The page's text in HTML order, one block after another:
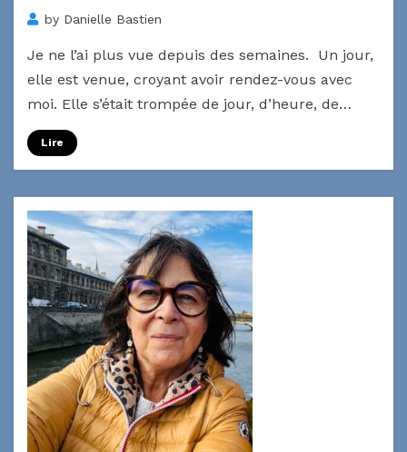
by Danielle Bastien
Je ne l’ai plus vue depuis des semaines. Un jour,
elle est venue, croyant avoir rendez-vous avec
moi. Elle s’était trompée de jour, d’heure, de…
Lire